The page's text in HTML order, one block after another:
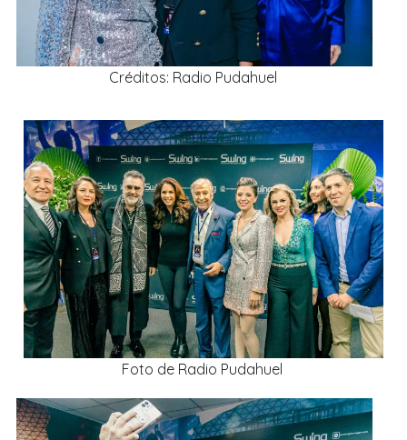
Créditos: Radio Pudahuel
Foto de Radio Pudahuel